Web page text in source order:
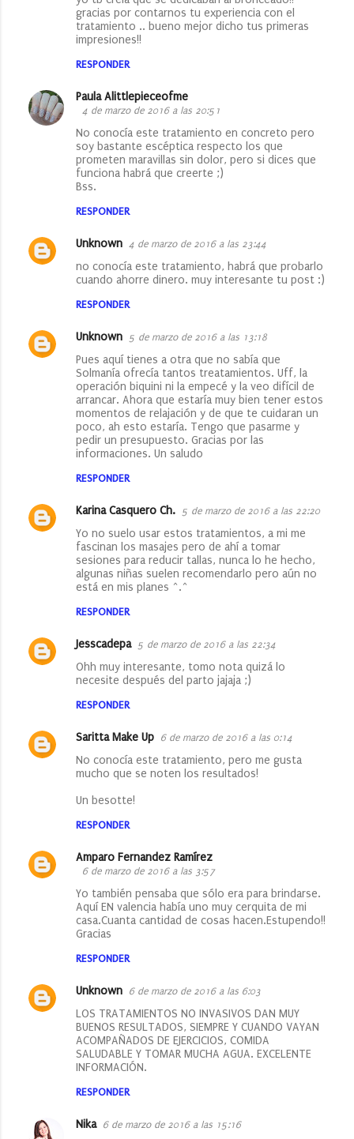
gracias por contarnos tu experiencia con el
tratamiento .. bueno mejor dicho tus primeras
impresiones!!
RESPONDER
Paula Alittlepieceofme
4 de marzo de 2016 a las 20:51
No conocía este tratamiento en concreto pero
soy bastante escéptica respecto los que
prometen maravillas sin dolor, pero si dices que
funciona habrá que creerte ;)
Bss.
RESPONDER
Unknown 4 de marzo de 2016 a las 23:44
no conocía este tratamiento, habrá que probarlo
cuando ahorre dinero. muy interesante tu post :)
RESPONDER
Unknown 5 de marzo de 2016 a las 13:18
Pues aquí tienes a otra que no sabía que
Solmanía ofrecía tantos treatamientos. Uff, la
operación biquini ni la empecé y la veo difícil de
arrancar. Ahora que estaría muy bien tener estos
momentos de relajación y de que te cuidaran un
poco, ah esto estaría. Tengo que pasarme y
pedir un presupuesto. Gracias por las
informaciones. Un saludo
RESPONDER
Karina Casquero Ch. 5 de marzo de 2016 a las 22:20
Yo no suelo usar estos tratamientos, a mi me
fascinan los masajes pero de ahí a tomar
sesiones para reducir tallas, nunca lo he hecho,
algunas niñas suelen recomendarlo pero aún no
está en mis planes ^.^
RESPONDER
Jesscadepa 5 de marzo de 2016 a las 22:34
Ohh muy interesante, tomo nota quizá lo
necesite después del parto jajaja ;)
RESPONDER
Saritta Make Up 6 de marzo de 2016 a las 0:14
No conocía este tratamiento, pero me gusta
mucho que se noten los resultados!
Un besotte!
RESPONDER
Amparo Fernandez Ramírez
6 de marzo de 2016 a las 3:57
Yo también pensaba que sólo era para brindarse.
Aquí EN valencia había uno muy cerquita de mi
casa.Cuanta cantidad de cosas hacen.Estupendo!!
Gracias
RESPONDER
Unknown 6 de marzo de 2016 a las 6:03
LOS TRATAMIENTOS NO INVASIVOS DAN MUY
BUENOS RESULTADOS, SIEMPRE Y CUANDO VAYAN
ACOMPAÑADOS DE EJERCICIOS, COMIDA
SALUDABLE Y TOMAR MUCHA AGUA. EXCELENTE
INFORMACIÓN.
RESPONDER
Nika 6 de marzo de 2016 a las 15:16